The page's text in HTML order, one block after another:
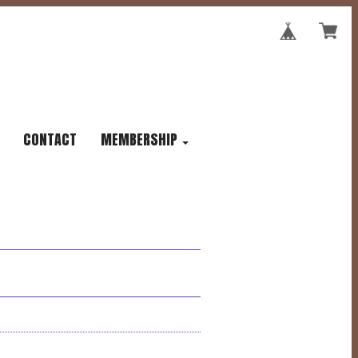
CONTACT MEMBERSHIP